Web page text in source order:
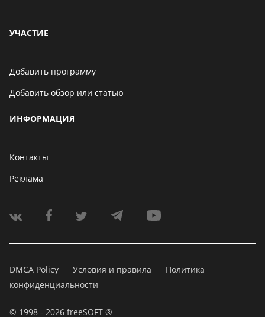
УЧАСТИЕ
Добавить программу
Добавить обзор или статью
ИНФОРМАЦИЯ
Контакты
Реклама
DMCA Policy Условия и правила
Политика
конфиденциальности
© 1998 - 2026 freeSOFT ®